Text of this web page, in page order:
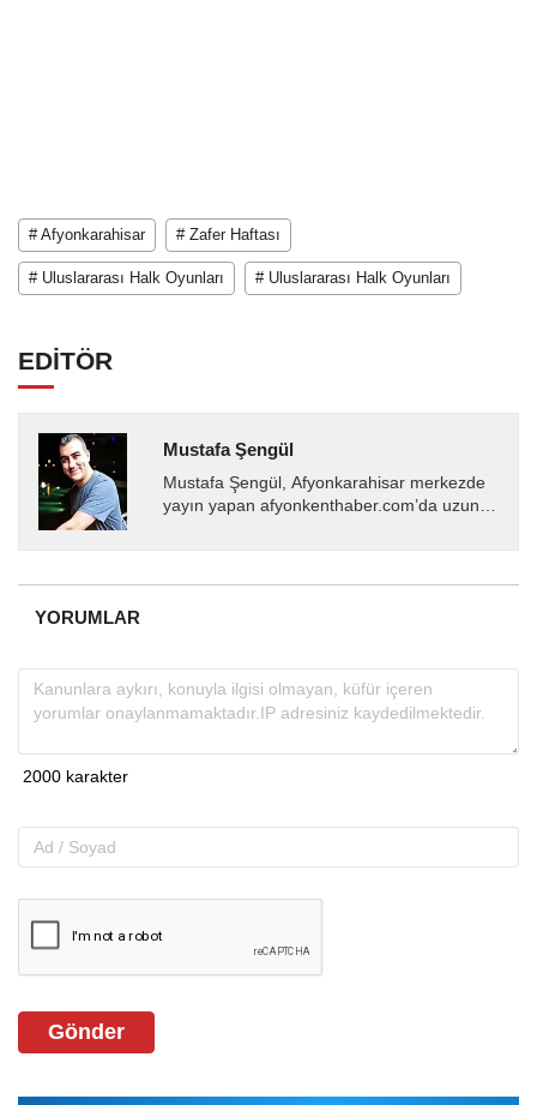
# Afyonkarahisar # Zafer Haftası
# Uluslararası Halk Oyunları # Uluslararası Halk Oyunları
EDİTÖR
Mustafa Şengül
Mustafa Şengül, Afyonkarahisar merkezde
yayın yapan afyonkenthaber.com’da uzun
almakta, haber akışı...
YORUMLAR
Gönder